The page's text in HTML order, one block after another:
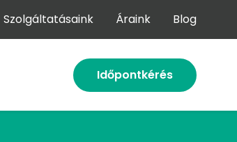
Szolgáltatásaink Áraink Blog
Időpontkérés